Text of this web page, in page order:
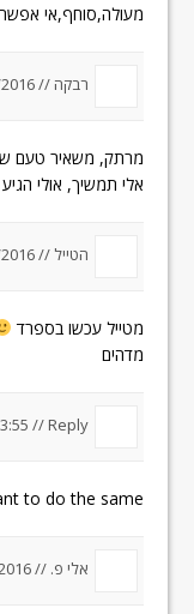
מעולה,סוחף,אי
רבקה //19:53
מרתק, משאיר טעם
אלי תמשיך, אולי
הטייל //10:42
מטייל עכשו בספרד
מדהים
//Reply
to do the same
אלי פ. //17:17